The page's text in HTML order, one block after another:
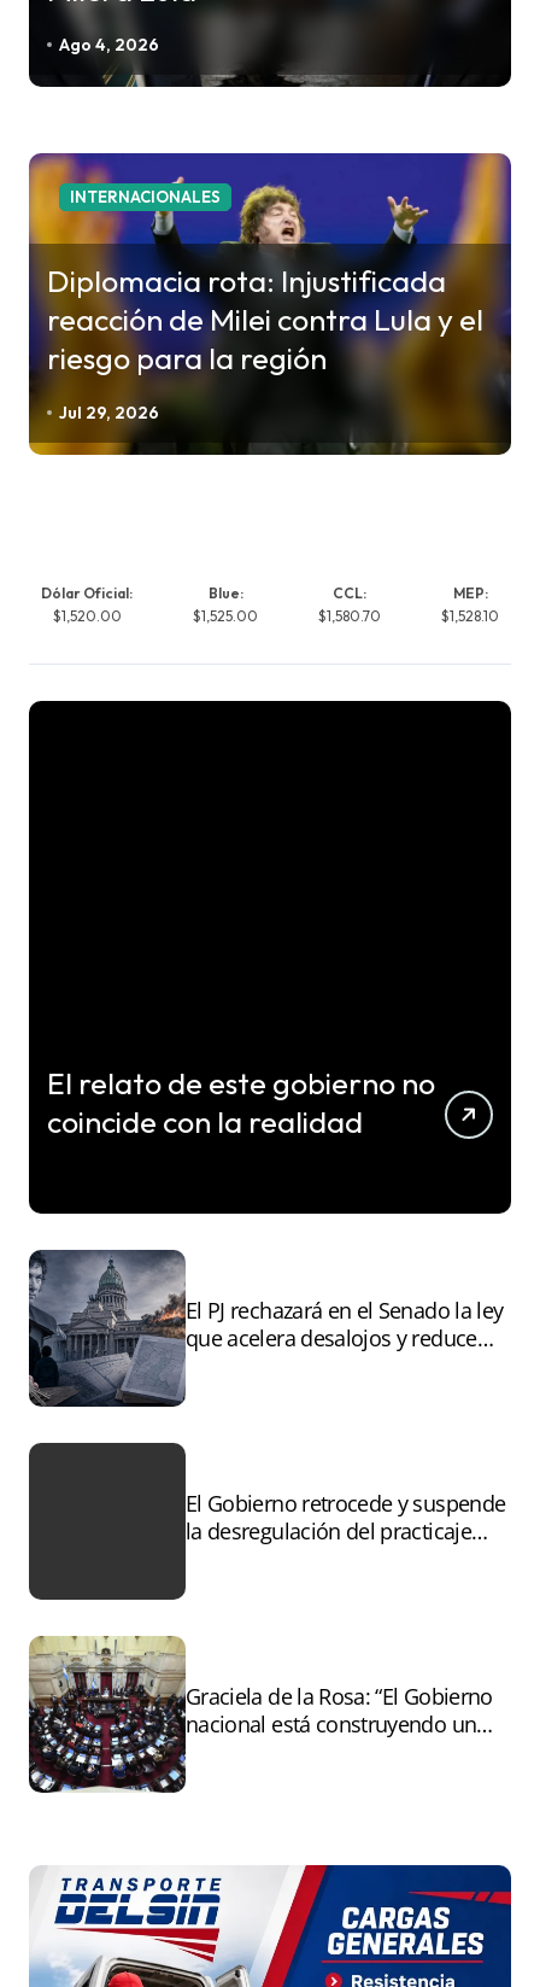
Ago 4, 2026
INTERNACIONALES
Diplomacia rota: Injustificada
reacción de Milei contra Lula y el
riesgo para la región
Jul 29, 2026
Dólar Oficial:
$1,520.00
Blue:
$1,525.00
CCL:
$1,580.70
MEP:
$1,528.10
El relato de este gobierno no
coincide con la realidad
El PJ rechazará en el Senado la ley
que acelera desalojos y reduce
El Gobierno retrocede y suspende
la desregulación del practicaje
Graciela de la Rosa: “El Gobierno
nacional está construyendo un